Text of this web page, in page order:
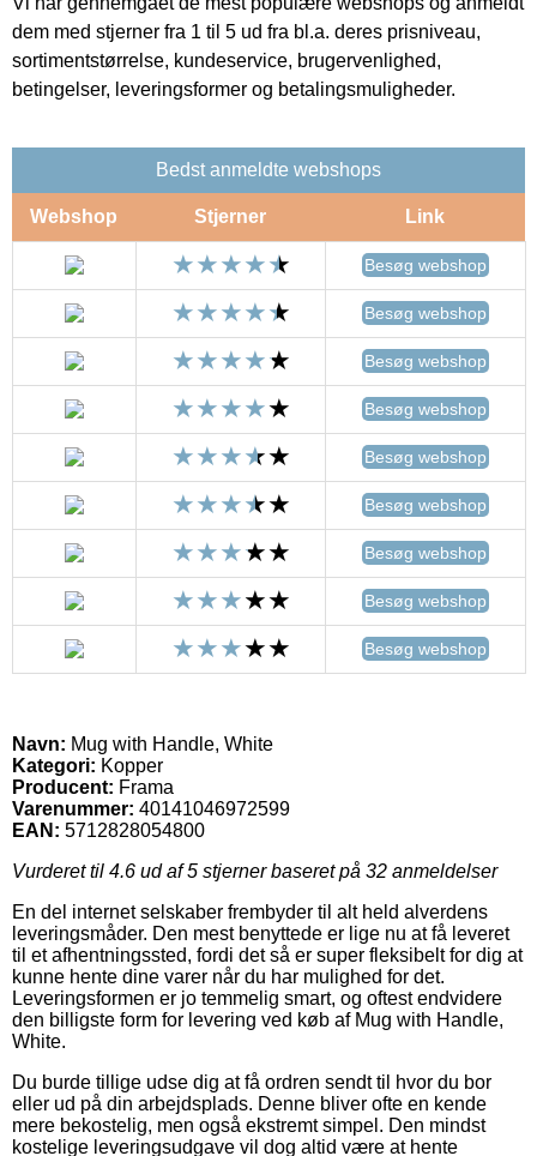
dem med stjerner fra 1 til 5 ud fra bl.a. deres prisniveau,
sortimentstørrelse, kundeservice, brugervenlighed,
betingelser, leveringsformer og betalingsmuligheder.
Bedst anmeldte webshops
Webshop Stjerner Link
Besøg webshop
Besøg webshop
Besøg webshop
Besøg webshop
Besøg webshop
Besøg webshop
Besøg webshop
Besøg webshop
Besøg webshop
Navn: Mug with Handle, White
Kategori: Kopper
Producent: Frama
Varenummer: 40141046972599
EAN: 5712828054800
Vurderet til 4.6 ud af 5 stjerner baseret på 32 anmeldelser
En del internet selskaber frembyder til alt held alverdens
leveringsmåder. Den mest benyttede er lige nu at få leveret
til et afhentningssted, fordi det så er super fleksibelt for dig at
kunne hente dine varer når du har mulighed for det.
Leveringsformen er jo temmelig smart, og oftest endvidere
den billigste form for levering ved køb af Mug with Handle,
White.
Du burde tillige udse dig at få ordren sendt til hvor du bor
eller ud på din arbejdsplads. Denne bliver ofte en kende
mere bekostelig, men også ekstremt simpel. Den mindst
kostelige leveringsudgave vil dog altid være at hente